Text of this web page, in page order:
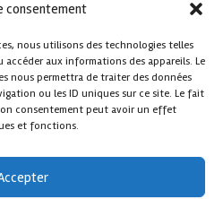
consentement
nous utilisons des technologies telles
aux informations des appareils. Le
nous permettra de traiter des données
ou les ID uniques sur ce site. Le fait
consentement peut avoir un effet
et fonctions.
95 | 1000 Brussel - België